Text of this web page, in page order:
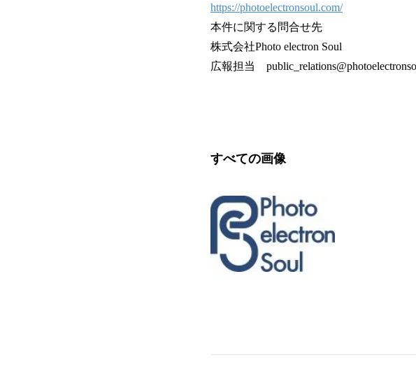
https://photoelectronsoul.com/
本件に関する問合せ先
株式会社Photo electron Soul
広報担当
すべての画像